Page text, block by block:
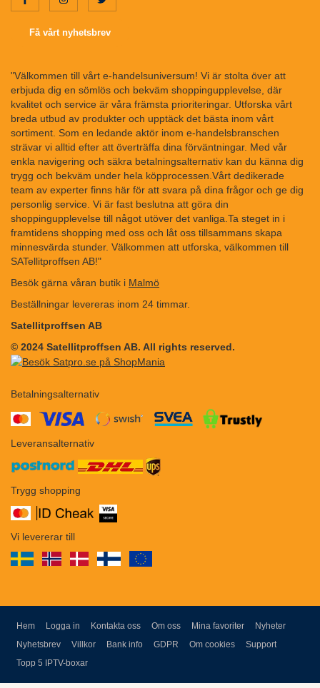
Få vårt nyhetsbrev
"Välkommen till vårt e-handelsuniversum! Vi är stolta över att
erbjuda dig en sömlös och bekväm shoppingupplevelse, där
kvalitet och service är våra främsta prioriteringar. Utforska vårt
breda utbud av produkter och upptäck det bästa inom vårt
sortiment. Som en ledande aktör inom e-handelsbranschen
strävar vi alltid efter att överträffa dina förväntningar. Med vår
enkla navigering och säkra betalningsalternativ kan du känna dig
trygg och bekväm under hela köpprocessen.Vårt dedikerade
team av experter finns här för att svara på dina frågor och ge dig
personlig service. Vi är fast beslutna att göra din
shoppingupplevelse till något utöver det vanliga.Ta steget in i
framtidens shopping med oss och låt oss tillsammans skapa
minnesvärda stunder. Välkommen att utforska, välkommen till
SATellitproffsen AB!"
Besök gärna våran butik i Malmö
Beställningar levereras inom 24 timmar.
Satellitproffsen AB
© 2024 Satellitproffsen AB. All rights reserved.
Betalningsalternativ
Leveransalternativ
Trygg shopping
Vi levererar till
Hem Logga in Kontakta oss Om oss Mina favoriter Nyheter
Nyhetsbrev Villkor Bank info GDPR Om cookies Support
Topp 5 IPTV-boxar